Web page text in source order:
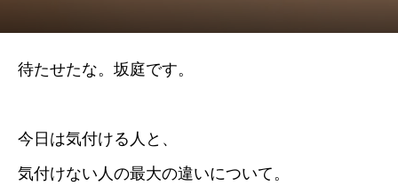
待たせたな。坂庭です。
今日は気付ける人と、
気付けない人の最大の違いについて。